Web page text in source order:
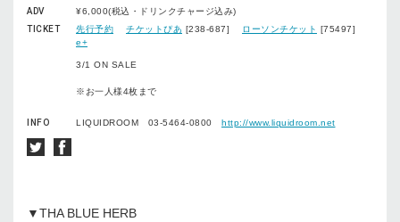
ADV
¥6,000(税込・ドリンクチャージ込み)
TICKET
先行予約 チケットぴあ [238-687] ローソンチケット [75497]
e+
3/1 ON SALE
※お一人様4枚まで
INFO LIQUIDROOM 03-5464-0800 http://www.liquidroom.net
▼THA BLUE HERB